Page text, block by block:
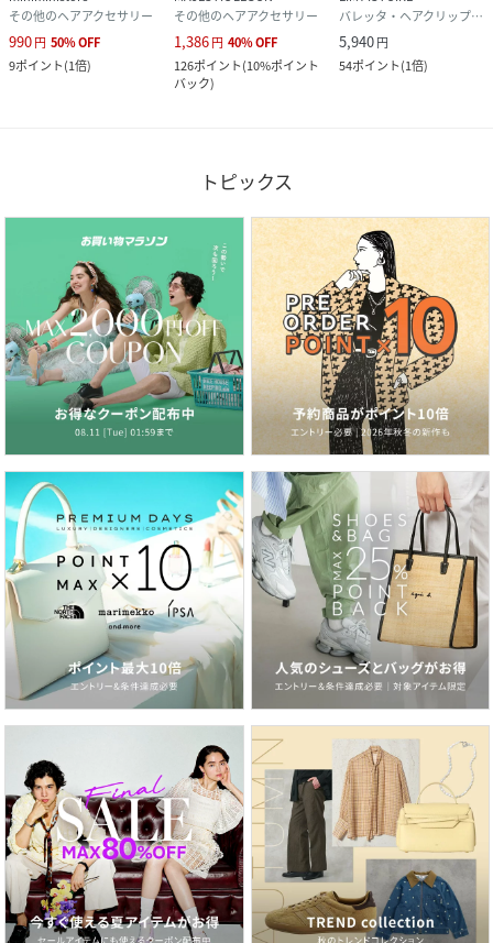
その他のヘアアクセサリー
990円 50%OFF
9ポイント(1倍)
その他のヘアアクセサリー
1,386円 40%OFF
126ポイント(10%ポイント
バック)
バレッタ・ヘアクリップ・ヘアピン
5,940円
54ポイント(1倍)
トピックス